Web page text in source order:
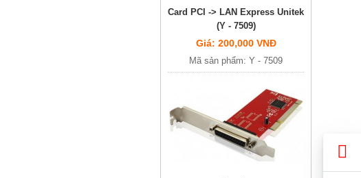
Card PCI -> LAN Express Unitek
(Y - 7509)
Giá: 200,000 VNĐ
Mã sản phẩm: Y - 7509